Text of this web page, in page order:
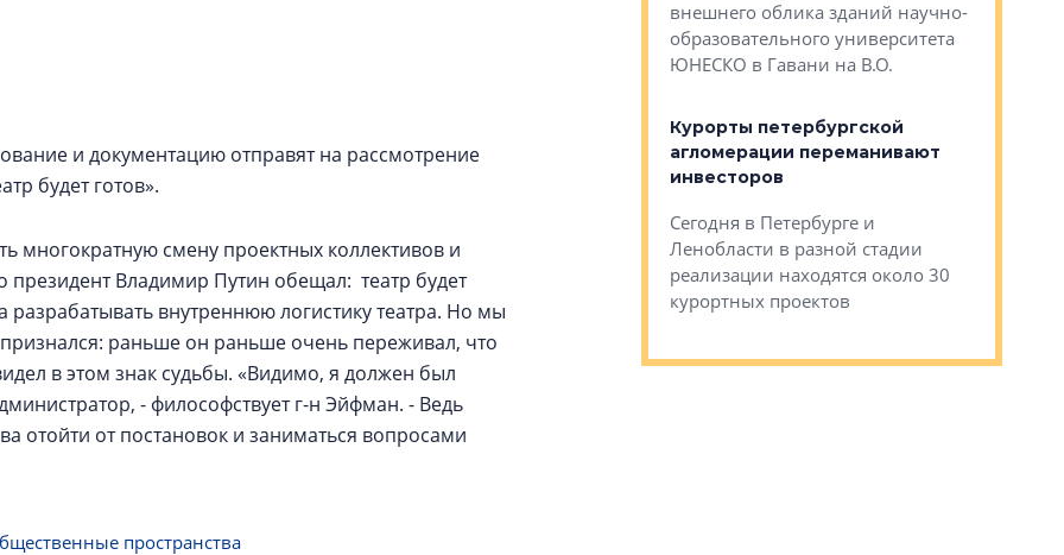
и документацию отправят на рассмотрение
будет готов».
многократную смену проектных коллективов и
президент Владимир Путин обещал: театр будет
разрабатывать внутреннюю логистику театра. Но мы
раньше он раньше очень переживал, что
в этом знак судьбы. «Видимо, я должен был
- философствует г-н Эйфман. - Ведь
отойти от постановок и заниматься вопросами
пространства
Центробанк: квартиры в домах
2020-2026 годов постройки на 9%
внешнего облика зданий научно-
образовательного университета
ЮНЕСКО в Гавани на В.О.
Курорты петербургской
агломерации переманивают
инвесторов
Сегодня в Петербурге и
Ленобласти в разной стадии
реализации находятся около 30
курортных проектов